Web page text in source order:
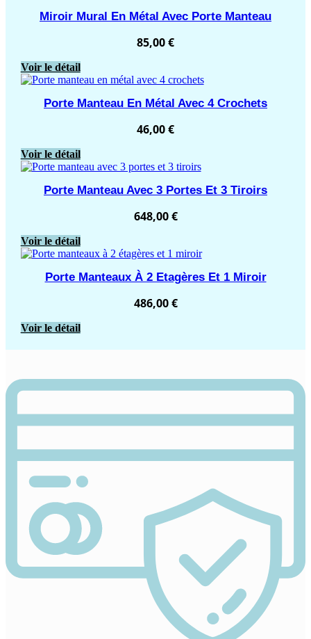
Miroir Mural En Métal Avec Porte Manteau
85,00€
Voir le détail
Porte Manteau En Métal Avec 4 Crochets
46,00€
Voir le détail
Porte Manteau Avec 3 Portes Et 3 Tiroirs
648,00€
Voir le détail
Porte Manteaux À 2 Etagères Et 1 Miroir
486,00€
Voir le détail